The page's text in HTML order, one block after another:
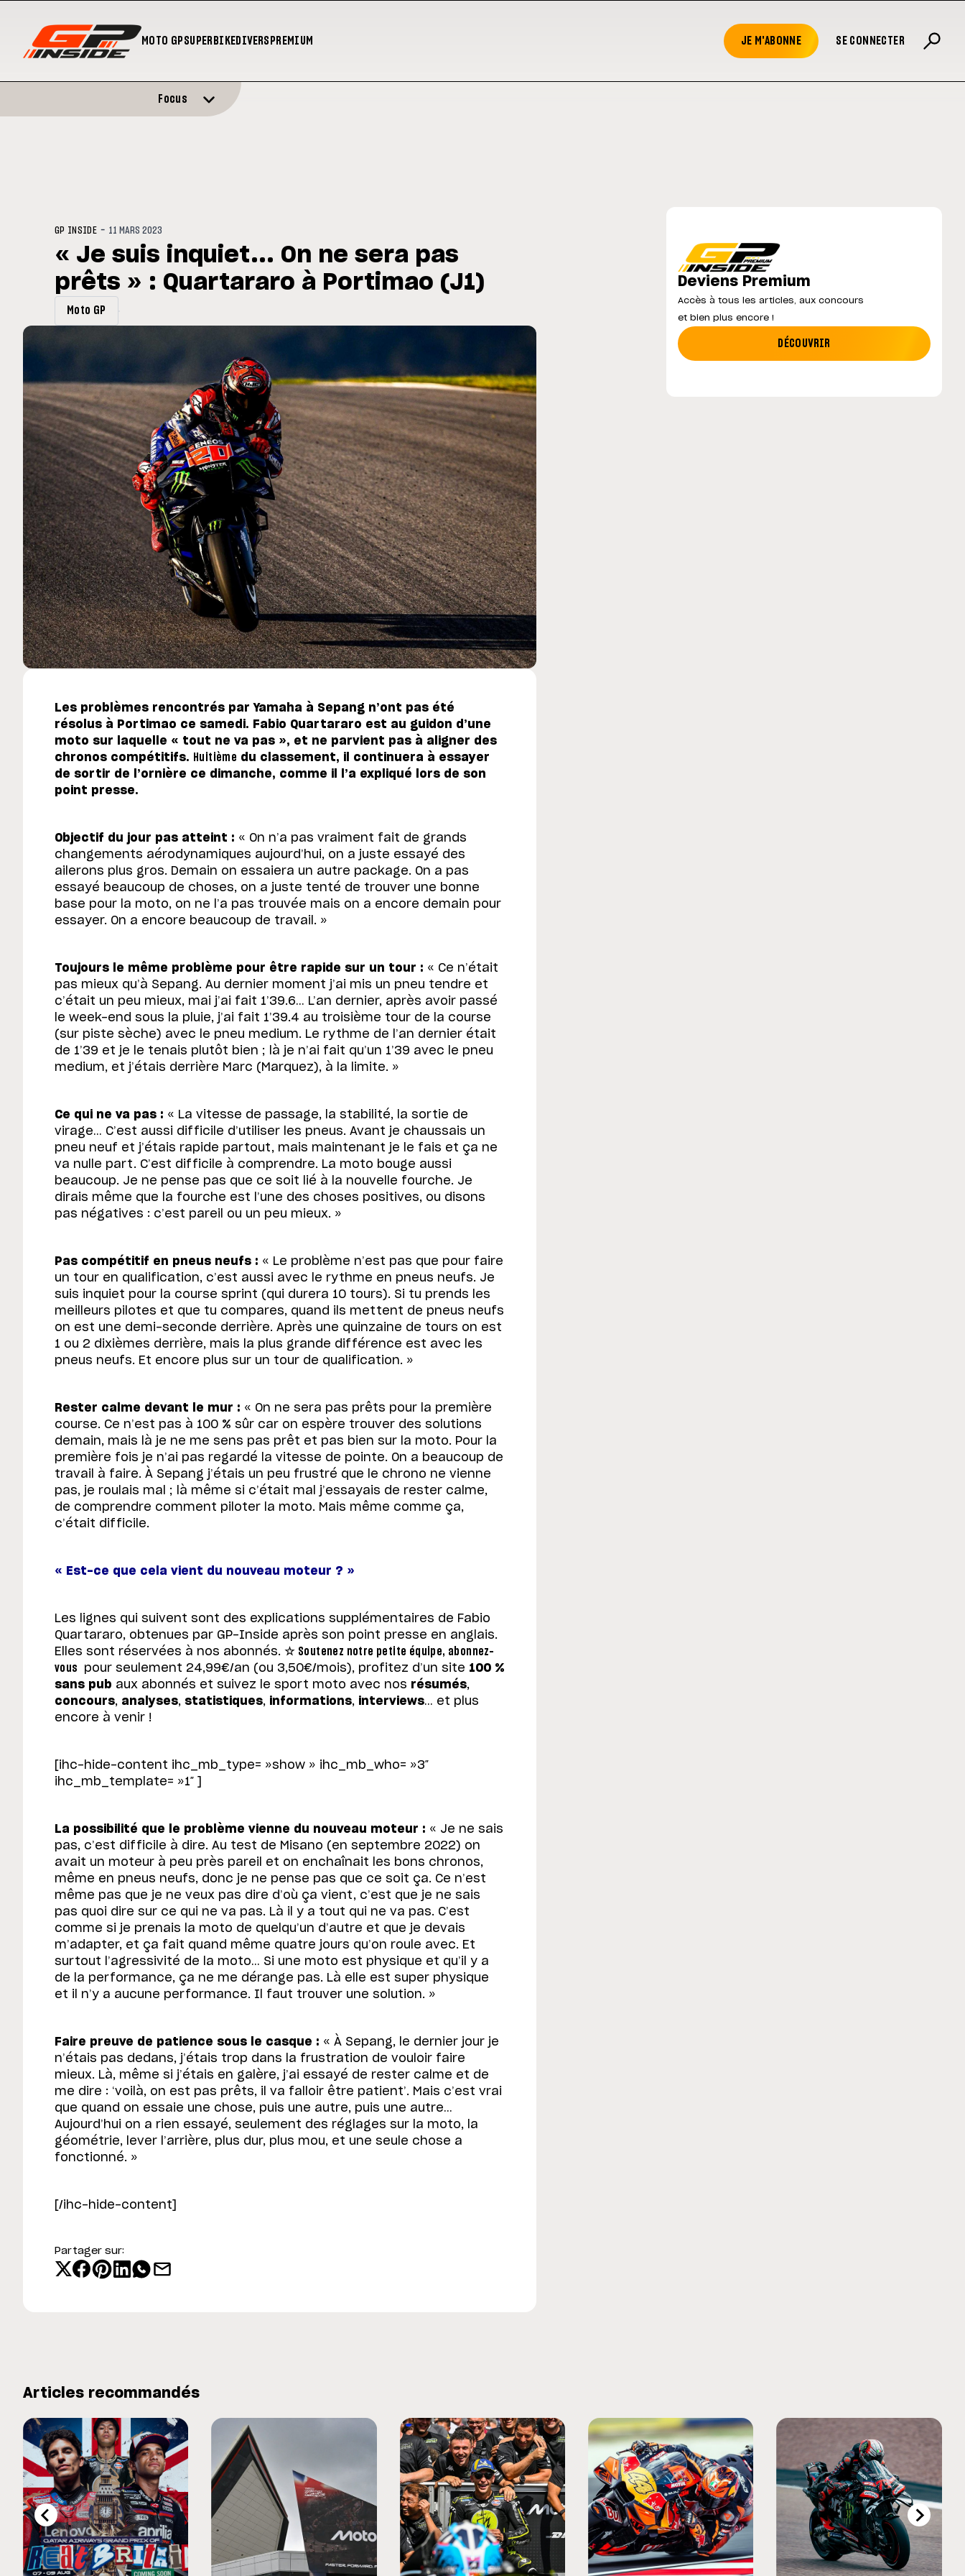
MOTO GPSUPERBIKEDIVERS PREMIUM JE M'ABONNE SE CONNECTER
Grande-Bretagne
Zarco évite l'opération et vise un retour en
MotoGP : les cinq constructeurs signent un
Focus
GP INSIDE - 11 MARS 2023
« Je suis inquiet... On ne sera pas
prêts » : Quartararo à Portimao (J1)
Moto GP
Les problèmes rencontrés par Yamaha à Sepang n’ont pas été
résolus à Portimao ce samedi. Fabio Quartararo est au guidon d’une
moto sur laquelle « tout ne va pas », et ne parvient pas à aligner des
chronos compétitifs. Huitième du classement, il continuera à essayer
de sortir de l’ornière ce dimanche, comme il l’a expliqué lors de son
point presse.
Objectif du jour pas atteint : « On n’a pas vraiment fait de grands
changements aérodynamiques aujourd’hui, on a juste essayé des
ailerons plus gros. Demain on essaiera un autre package. On a pas
essayé beaucoup de choses, on a juste tenté de trouver une bonne
base pour la moto, on ne l’a pas trouvée mais on a encore demain pour
essayer. On a encore beaucoup de travail. »
Toujours le même problème pour être rapide sur un tour : « Ce n’était
pas mieux qu’à Sepang. Au dernier moment j’ai mis un pneu tendre et
c’était un peu mieux, mai j’ai fait 1’39.6… L’an dernier, après avoir passé
le week-end sous la pluie, j’ai fait 1’39.4 au troisième tour de la course
(sur piste sèche) avec le pneu medium. Le rythme de l’an dernier était
de 1’39 et je le tenais plutôt bien ; là je n’ai fait qu’un 1’39 avec le pneu
medium, et j’étais derrière Marc (Marquez), à la limite. »
Ce qui ne va pas : « La vitesse de passage, la stabilité, la sortie de
virage… C’est aussi difficile d’utiliser les pneus. Avant je chaussais un
pneu neuf et j’étais rapide partout, mais maintenant je le fais et ça ne
va nulle part. C’est difficile à comprendre. La moto bouge aussi
beaucoup. Je ne pense pas que ce soit lié à la nouvelle fourche. Je
dirais même que la fourche est l’une des choses positives, ou disons
pas négatives : c’est pareil ou un peu mieux. »
Pas compétitif en pneus neufs : « Le problème n’est pas que pour faire
un tour en qualification, c’est aussi avec le rythme en pneus neufs. Je
suis inquiet pour la course sprint (qui durera 10 tours). Si tu prends les
meilleurs pilotes et que tu compares, quand ils mettent de pneus neufs
on est une demi-seconde derrière. Après une quinzaine de tours on est
1 ou 2 dixièmes derrière, mais la plus grande différence est avec les
pneus neufs. Et encore plus sur un tour de qualification. »
Rester calme devant le mur : « On ne sera pas prêts pour la première
course. Ce n’est pas à 100 % sûr car on espère trouver des solutions
demain, mais là je ne me sens pas prêt et pas bien sur la moto. Pour la
première fois je n’ai pas regardé la vitesse de pointe. On a beaucoup de
travail à faire. À Sepang j’étais un peu frustré que le chrono ne vienne
pas, je roulais mal ; là même si c’était mal j’essayais de rester calme,
de comprendre comment piloter la moto. Mais même comme ça,
c’était difficile.
« Est-ce que cela vient du nouveau moteur ? »
Les lignes qui suivent sont des explications supplémentaires de Fabio
Quartararo, obtenues par GP-Inside après son point presse en anglais.
Elles sont réservées à nos abonnés. ☆ Soutenez notre petite équipe, abonnez-
vous
pour seulement 24,99€/an (ou 3,50€/mois), profitez d’un site 100 %
sans pub aux abonnés et suivez le sport moto avec nos résumés,
concours, analyses, statistiques, informations, interviews… et plus
encore à venir !
[ihc-hide-content ihc_mb_type= »show » ihc_mb_who= »3″
ihc_mb_template= »1″ ]
La possibilité que le problème vienne du nouveau moteur : « Je ne sais
pas, c’est difficile à dire. Au test de Misano (en septembre 2022) on
avait un moteur à peu près pareil et on enchaînait les bons chronos,
même en pneus neufs, donc je ne pense pas que ce soit ça. Ce n’est
même pas que je ne veux pas dire d’où ça vient, c’est que je ne sais
pas quoi dire sur ce qui ne va pas. Là il y a tout qui ne va pas. C’est
comme si je prenais la moto de quelqu’un d’autre et que je devais
m’adapter, et ça fait quand même quatre jours qu’on roule avec. Et
surtout l’agressivité de la moto… Si une moto est physique et qu’il y a
de la performance, ça ne me dérange pas. Là elle est super physique
et il n’y a aucune performance. Il faut trouver une solution. »
Faire preuve de patience sous le casque : « À Sepang, le dernier jour je
n’étais pas dedans, j’étais trop dans la frustration de vouloir faire
mieux. Là, même si j’étais en galère, j’ai essayé de rester calme et de
me dire : ‘voilà, on est pas prêts, il va falloir être patient’. Mais c’est vrai
que quand on essaie une chose, puis une autre, puis une autre…
Aujourd’hui on a rien essayé, seulement des réglages sur la moto, la
géométrie, lever l’arrière, plus dur, plus mou, et une seule chose a
fonctionné. »
[/ihc-hide-content]
Partager sur:
Deviens Premium
Accès à tous les articles, aux concours
et bien plus encore !
DÉCOUVRIR
Articles recommandés